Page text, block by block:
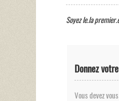
Soyez le.la
Donnez
Vous devez